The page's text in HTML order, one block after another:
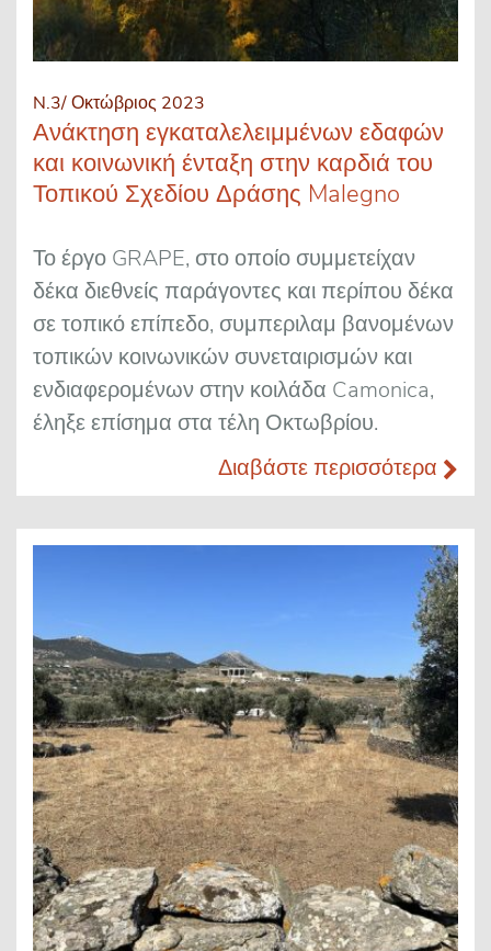
N.3/ Οκτώβριος 2023
Ανάκτηση εγκαταλελειμμένων εδαφών
και κοινωνική ένταξη στην καρδιά του
Τοπικού Σχεδίου Δράσης Malegno
Το έργο GRAPE, στο οποίο συμμετείχαν
δέκα διεθνείς παράγοντες και περίπου δέκα
σε τοπικό επίπεδο, συμπεριλαμ βανομένων
τοπικών κοινωνικών συνεταιρισμών και
ενδιαφερομένων στην κοιλάδα Camonica,
έληξε επίσημα στα τέλη Οκτωβρίου.
Διαβάστε περισσότερα